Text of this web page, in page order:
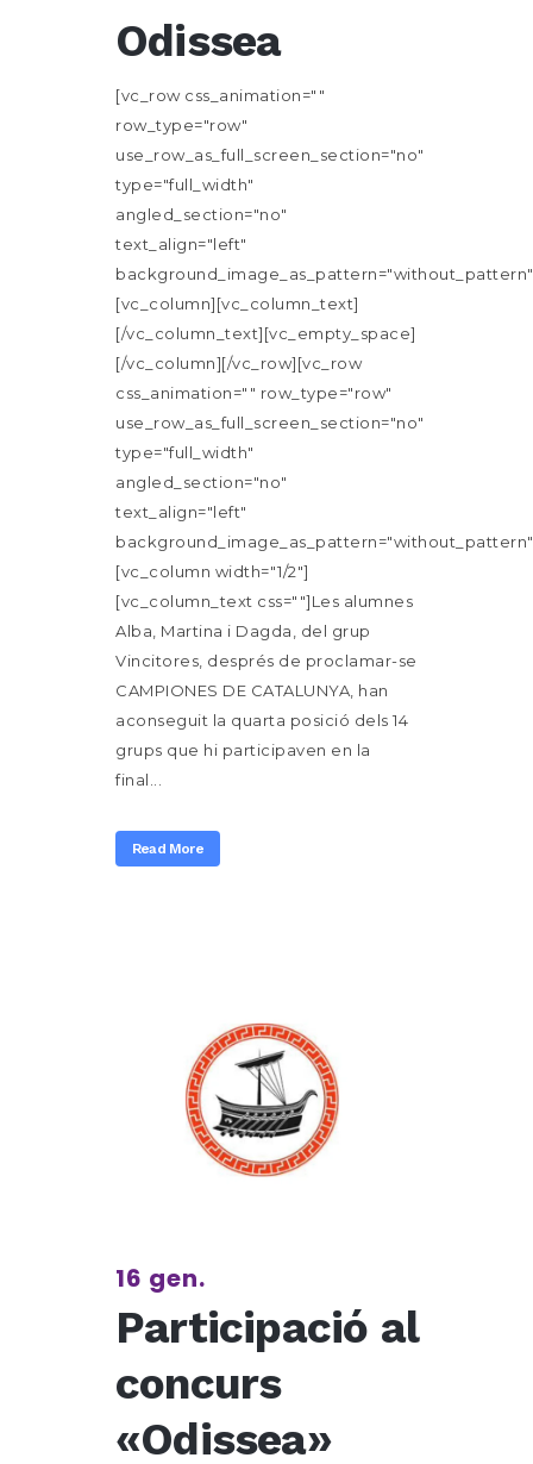
Odissea
[vc_row css_animation=""
row_type="row"
use_row_as_full_screen_section="no"
type="full_width"
angled_section="no"
text_align="left"
[vc_column][vc_column_text]
[/vc_column_text][vc_empty_space]
[/vc_column][/vc_row][vc_row
css_animation="" row_type="row"
use_row_as_full_screen_section="no"
type="full_width"
angled_section="no"
text_align="left"
[vc_column width="1/2"]
[vc_column_text css=""]Les alumnes
Alba, Martina i Dagda, del grup
Vincitores, després de proclamar-se
CAMPIONES DE CATALUNYA, han
aconseguit la quarta posició dels 14
grups que hi participaven en la
final...
Read More
16 gen.
Participació al
concurs
«Odissea»